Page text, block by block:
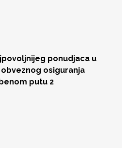
ponudjaca u
osiguranja
putu 2